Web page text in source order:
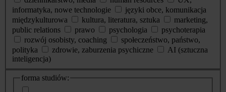
informatyka, nowe technologie
języki obce, komunikacja
międzykulturowa
kultura, literatura, sztuka
marketing,
public relations
prawo psychologia
psychoterapia
rozwój osobisty, coaching
społeczeństwo, państwo,
polityka
zdrowie, zaburzenia psychiczne
AI (sztuczna
inteligencja)
dodatkowe
informacje
forma studiów: